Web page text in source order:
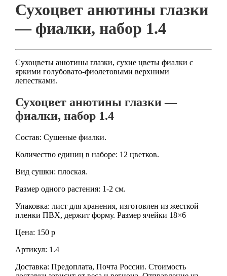
Сухоцвет анютины глазки
— фиалки, набор 1.4
Сухоцветы анютины глазки, сухие цветы фиалки с
яркими голубовато-фиолетовыми верхними
лепестками.
Сухоцвет анютины глазки —
фиалки, набор 1.4
Состав: Сушеные фиалки.
Количество единиц в наборе: 12 цветков.
Вид сушки: плоская.
Размер одного растения: 1-2 см.
Упаковка: лист для хранения, изготовлен из жесткой
пленки ПВХ, держит форму. Размер ячейки 18×6
Цена: 150 р
Артикул: 1.4
Доставка: Предоплата, Почта России. Стоимость